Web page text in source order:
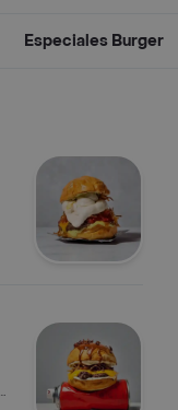
Especiales Burger